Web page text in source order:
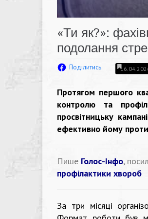
«Ти як?»:
подолання
Поділитись
Протягом першого
контролю та
просвітницьку
ефективно йому
Пише Голос-Інфо,
профілактики хвороб
За три місяці